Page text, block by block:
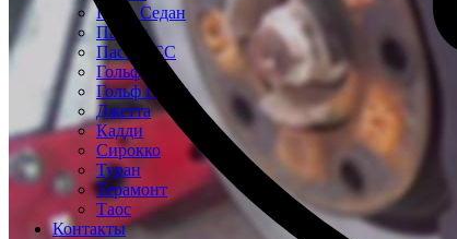
Поло Седан
Пассат
Пассат СС
Гольф
Гольф Плюс
Джетта
Кадди
Сирокко
Туран
Терамонт
Таос
Контакты